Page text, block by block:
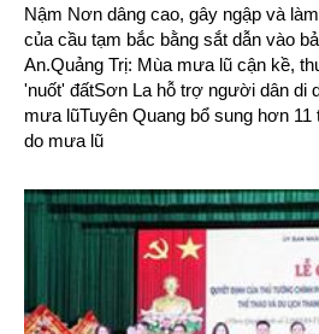
Nậm Nơn dâng cao, gây ngập và
của cầu tạm bắc bằng sắt dẫn vào
An.Quảng Trị: Mùa mưa lũ cận kề,
'nuốt' đấtSơn La hỗ trợ người dân di
mưa lũTuyên Quang bổ sung hơn
do mưa lũ